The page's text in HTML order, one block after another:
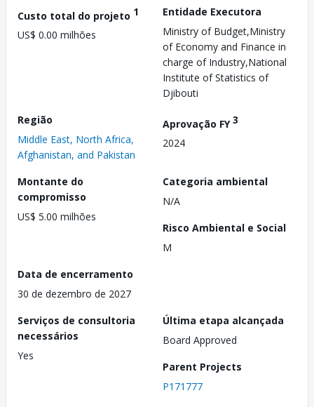
Custo total do projeto 1
US$ 0.00 milhões
Entidade Executora
Ministry of Budget,Ministry
of Economy and Finance in
charge of Industry,National
Institute of Statistics of
Djibouti
Região
Middle East, North Africa,
Afghanistan, and Pakistan
Aprovação FY3
2024
Montante do
compromisso
US$ 5.00 milhões
Categoria ambiental
N/A
Risco Ambiental e Social
M
Data de encerramento
30 de dezembro de 2027
Serviços de consultoria
necessários
Yes
Última etapa alcançada
Board Approved
Parent Projects
P171777